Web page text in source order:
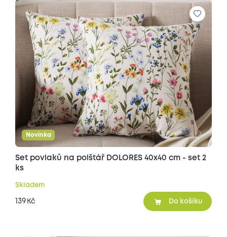
Novinka
Set povlaků na polštář DOLORES 40x40 cm - set 2
ks
Skladem
139 Kč Do košíku